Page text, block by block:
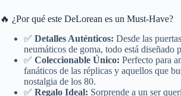
🔥 ¿Por qué este DeLorean es un Must-Have?
✅ Detalles Auténticos: Desde las
neumáticos de goma, todo está diseñado
✅ Coleccionable Único: Perfecto para
fanáticos de las réplicas y aquellos que
nostalgia de los 80.
✅ Regalo Ideal: Sorprende a un ser